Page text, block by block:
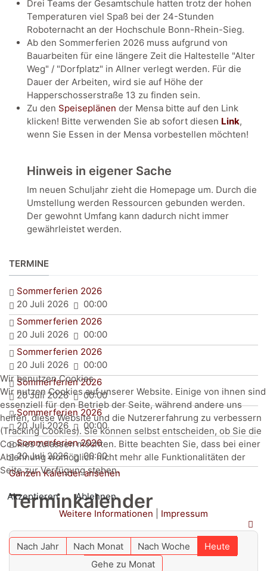
Drei Teams der Gesamtschule hatten trotz der hohen
Temperaturen viel Spaß bei der 24-Stunden
Roboternacht an der Hochschule Bonn-Rhein-Sieg.
Ab den Sommerferien 2026 muss aufgrund von
Bauarbeiten für eine längere Zeit die Haltestelle "Alter
Weg" / "Dorfplatz" in Allner verlegt werden. Für die
Dauer der Arbeiten, wird sie auf Höhe der
Happerschosserstraße 13 zu finden sein.
Zu den Speiseplänen der Mensa bitte auf den Link
klicken! Bitte verwenden Sie ab sofort diesen Link,
wenn Sie Essen in der Mensa vorbestellen möchten!
Hinweis in eigener Sache
Im neuen Schuljahr zieht die Homepage um. Durch die
Umstellung werden Ressourcen gebunden werden.
Der gewohnt Umfang kann dadurch nicht immer
gewährleistet werden.
TERMINE
Sommerferien 2026
20 Juli 2026
00:00
Sommerferien 2026
20 Juli 2026
00:00
Sommerferien 2026
20 Juli 2026
00:00
Sommerferien 2026
20 Juli 2026
00:00
Sommerferien 2026
20 Juli 2026
00:00
Sommerferien 2026
20 Juli 2026
00:00
Ganzen Kalender ansehen
Terminkalender
Nach Jahr Nach Monat Nach Woche
Heute
Gehe zu Monat
Wir benutzen Cookies
Wir nutzen Cookies auf unserer Website. Einige von ihnen sind
essenziell für den Betrieb der Seite, während andere uns
helfen, diese Website und die Nutzererfahrung zu verbessern
(Tracking Cookies). Sie können selbst entscheiden, ob Sie die
Cookies zulassen möchten. Bitte beachten Sie, dass bei einer
Ablehnung womöglich nicht mehr alle Funktionalitäten der
Seite zur Verfügung stehen.
Akzeptieren
Ablehnen
Weitere Informationen
Impressum